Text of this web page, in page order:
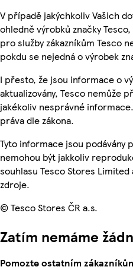
V případě jakýchkoliv Vašich
ohledně výrobků značky
pro služby zákazníkům Tesco
pokdu se nejedná o výrobek
I přesto, že jsou informace o
aktualizovány, Tesco nemůže
jakékoliv nesprávné
práva dle zákona.
Tyto informace jsou podávány
nemohou být jakkoliv
souhlasu Tesco Stores
zdroje.
© Tesco Stores ČR a.s.
Zatím nemáme
Pomozte ostatním